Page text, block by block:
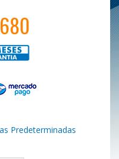
Predeterminadas